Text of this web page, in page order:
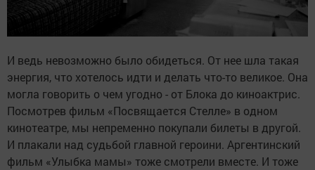
И ведь невозможно было обидеться. От нее шла такая
энергия, что хотелось идти и делать что-то великое. Она
могла говорить о чем угодно - от Блока до киноактрис.
Посмотрев фильм «Посвящается Стелле» в одном
кинотеатре, мы непременно покупали билеты в другой.
И плакали над судьбой главной героини. Аргентинский
фильм «Улыбка мамы» тоже смотрели вместе. И тоже